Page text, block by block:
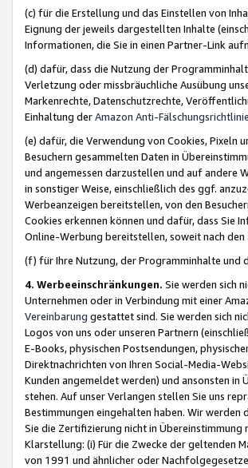
(c) für die Erstellung und das Einstellen von
Eignung der jeweils dargestellten Inhalte
Informationen, die Sie in einen Partner-Link
(d) dafür, dass die Nutzung der
Verletzung oder missbräuchliche Ausübung
Markenrechte, Datenschutzrechte,
Einhaltung derAmazon Anti-
(e) dafür, die Verwendung von Cookies, Pixeln
Besuchern gesammelten Daten in
und angemessen darzustellen und auf andere
in sonstiger Weise, einschließlich des ggf.
Werbeanzeigen bereitstellen, von den
Cookies erkennen können und dafür, dass Sie
Online-Werbung bereitstellen, soweit nach
(f) für Ihre Nutzung, der Programminhalte und
4. Werbeeinschränkungen. Sie werden sich
Unternehmen oder in Verbindung mit einer
Vereinbarung gestattet sind. Sie werden sich
Logos von uns oder unseren Partnern
E-Books, physischen Postsendungen,
Direktnachrichten von Ihren Social-Media-
Kunden angemeldet werden) und ansonsten
stehen. Auf unser Verlangen stellen Sie uns
Bestimmungen eingehalten haben. Wir
Sie die Zertifizierung nicht in
Klarstellung: (i) Für die Zwecke der geltenden
von 1991 und ähnlicher oder